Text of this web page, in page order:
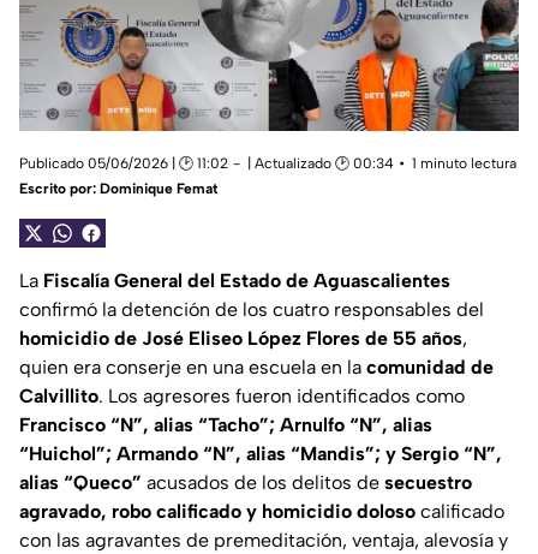
Publicado 05/06/2026 | 🕑 11:02 | Actualizado 🕑 00:34
1 minuto lectura
Escrito por: Dominique Femat
La Fiscalía General del Estado de Aguascalientes
confirmó la detención de los cuatro responsables del
homicidio de José Eliseo López Flores de 55 años,
quien era conserje en una escuela en la comunidad de
Calvillito. Los agresores fueron identificados como
Francisco “N”, alias “Tacho”; Arnulfo “N”, alias
“Huichol”; Armando “N”, alias “Mandis”; y Sergio “N”,
alias “Queco” acusados de los delitos de secuestro
agravado, robo calificado y homicidio doloso calificado
con las agravantes de premeditación, ventaja, alevosía y